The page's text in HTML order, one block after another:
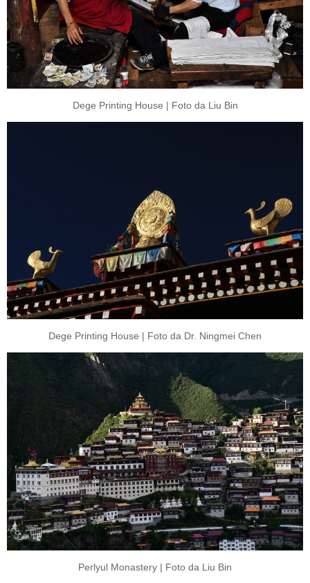
Dege Printing House | Foto da Liu Bin
Dege Printing House | Foto da Dr. Ningmei Chen
Perlyul Monastery | Foto da Liu Bin